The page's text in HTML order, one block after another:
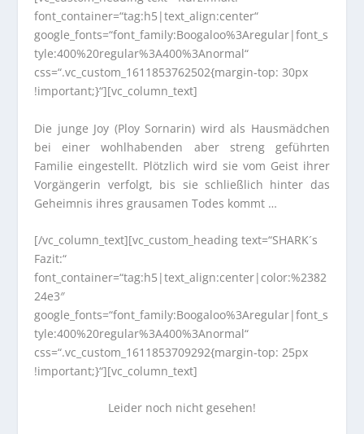
font_container=“tag:h5|text_align:center“
google_fonts=“font_family:Boogaloo%3Aregular|font_s
tyle:400%20regular%3A400%3Anormal“
css=“.vc_custom_1611853762502{margin-top: 30px
!important;}“][vc_column_text]
Die junge Joy (Ploy Sornarin) wird als Hausmädchen
bei einer wohlhabenden aber streng geführten
Familie eingestellt. Plötzlich wird sie vom Geist ihrer
Vorgängerin verfolgt, bis sie schließlich hinter das
Geheimnis ihres grausamen Todes kommt …
[/vc_column_text][vc_custom_heading text=“SHARK´s
Fazit:“
font_container=“tag:h5|text_align:center|color:%2382
24e3″
google_fonts=“font_family:Boogaloo%3Aregular|font_s
tyle:400%20regular%3A400%3Anormal“
css=“.vc_custom_1611853709292{margin-top: 25px
!important;}“][vc_column_text]
Leider noch nicht gesehen!